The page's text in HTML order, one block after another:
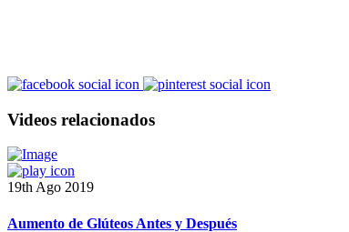
Videos relacionados
19th Ago 2019
Aumento de Glúteos Antes y Después